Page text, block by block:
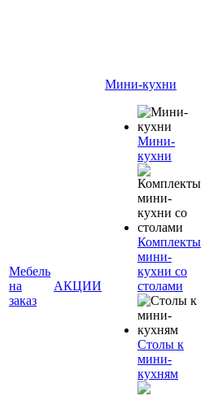
Мебель
на
заказ
АКЦИИ
Мини-кухни
Мини-
кухни
Комплекты
мини-
кухни со
столами
Столы к
мини-
кухням